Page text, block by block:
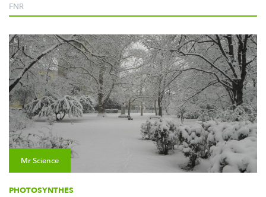
FNR
Mr Science
PHOTOSYNTHES